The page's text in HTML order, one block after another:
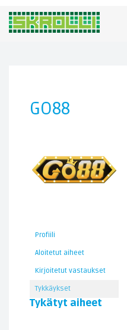
GO88
Profiili
Aloitetut aiheet
Kirjoitetut vastaukset
Tykkäykset
Tykätyt aiheet